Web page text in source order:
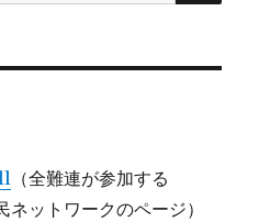
（全難連が参加する
ネットワークのページ）